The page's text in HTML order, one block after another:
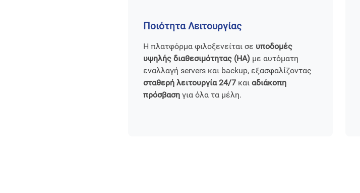
Ποιότητα Λειτουργίας
Η πλατφόρμα φιλοξενείται σε υποδομές
υψηλής διαθεσιμότητας (HA) με αυτόματη
εναλλαγή servers και backup, εξασφαλίζοντας
σταθερή λειτουργία 24/7 και αδιάκοπη
πρόσβαση για όλα τα μέλη.